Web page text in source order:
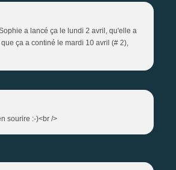
a lancé ça le lundi 2 avril, qu'elle a
ça a continé le mardi 10 avril (# 2),
sourire :-)<br />